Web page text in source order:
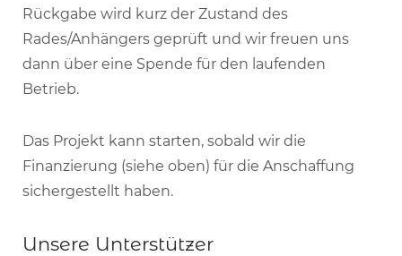
Rückgabe wird kurz der Zustand des
Rades/Anhängers geprüft und wir freuen uns
dann über eine Spende für den laufenden
Betrieb.
Das Projekt kann starten, sobald wir die
Finanzierung (siehe oben) für die Anschaffung
sichergestellt haben.
Unsere Unterstützer